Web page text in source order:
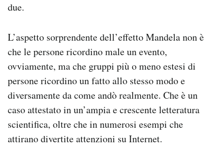
due.
L’aspetto sorprendente dell’effetto Mandela non è
che le persone ricordino male un evento,
ovviamente, ma che gruppi più o meno estesi di
persone ricordino un fatto allo stesso modo e
diversamente da come andò realmente. Che è un
caso attestato in un’ampia e crescente letteratura
scientifica, oltre che in numerosi esempi che
attirano divertite attenzioni su Internet.